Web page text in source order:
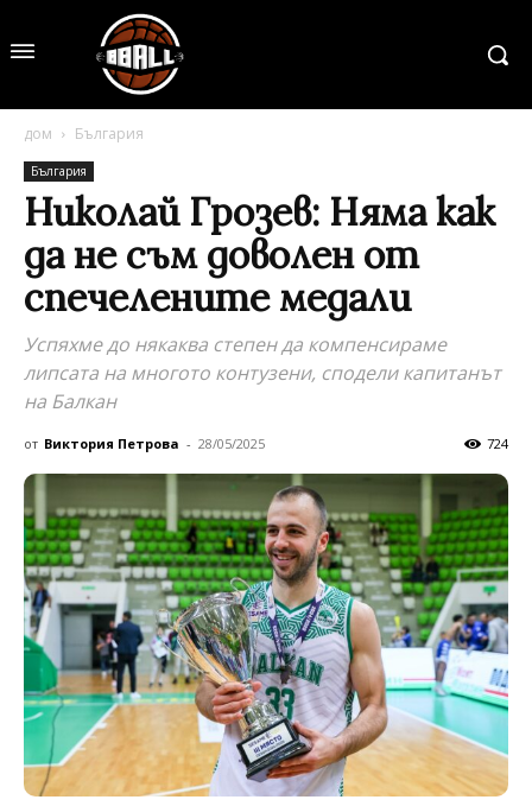
дом България
България
Николай Грозев: Няма как
да не съм доволен от
спечелените медали
Успяхме до някаква степен да компенсираме
липсата на многото контузени, сподели капитанът
на Балкан
от Виктория Петрова - 28/05/2025 724